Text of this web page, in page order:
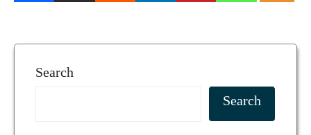
Search
Search